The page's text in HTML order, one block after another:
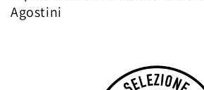
Agostini